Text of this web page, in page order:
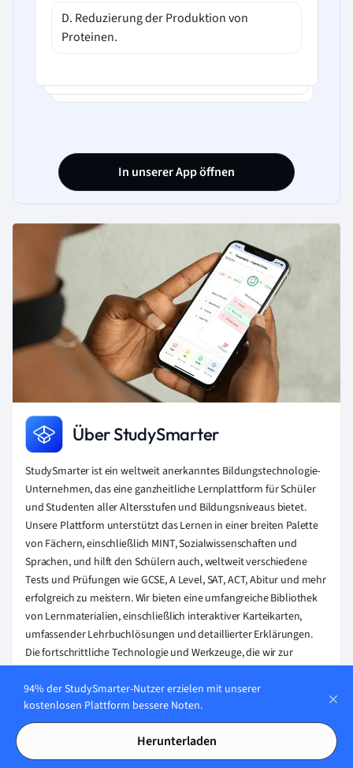
D. Reduzierung der Produktion von
Proteinen.
In unserer App öffnen
Über StudySmarter
StudySmarter ist ein weltweit anerkanntes Bildungstechnologie-
Unternehmen, das eine ganzheitliche Lernplattform für Schüler
und Studenten aller Altersstufen und Bildungsniveaus bietet.
Unsere Plattform unterstützt das Lernen in einer breiten Palette
von Fächern, einschließlich MINT, Sozialwissenschaften und
Sprachen, und hilft den Schülern auch, weltweit verschiedene
Tests und Prüfungen wie GCSE, A Level, SAT, ACT, Abitur und mehr
erfolgreich zu meistern. Wir bieten eine umfangreiche Bibliothek
von Lernmaterialien, einschließlich interaktiver Karteikarten,
umfassender Lehrbuchlösungen und detaillierter Erklärungen.
Die fortschrittliche Technologie und Werkzeuge, die wir zur
zu erstellen. Die Inhalte von StudySmarter sind nicht nur von
Experten geprüft, sondern werden auch regelmäßig aktualisiert,
um Genauigkeit und Relevanz zu gewährleisten.
Erfahre mehr
94% der StudySmarter-Nutzer erzielen mit unserer
kostenlosen Plattform bessere Noten.
Herunterladen